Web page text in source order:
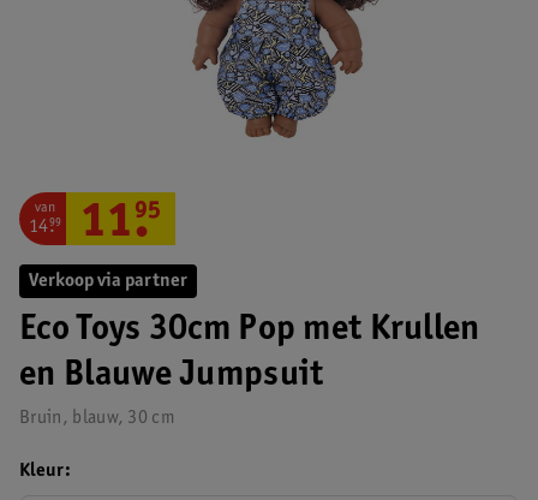
Verkoop via partner
Eco Toys 30cm Pop met Krullen
en Blauwe Jumpsuit
Bruin, blauw, 30 cm
van
14.
99 11.
95
Kleur